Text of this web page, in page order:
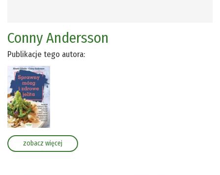
Conny Andersson
Publikacje tego autora:
zobacz więcej